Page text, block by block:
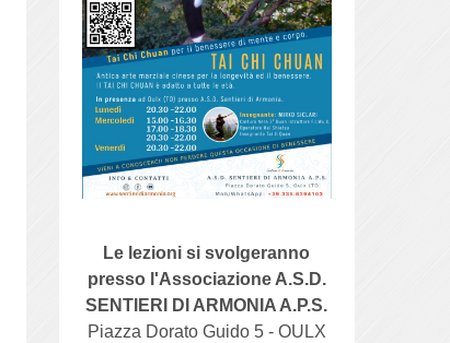
Le lezioni si svolgeranno
presso l'Associazione A.S.D.
SENTIERI DI ARMONIA A.P.S.
Piazza Dorato Guido 5 - OULX